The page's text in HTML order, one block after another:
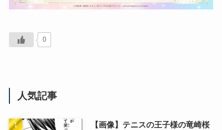
0
人気記事
【画像】テニスの王子様の竜崎桜